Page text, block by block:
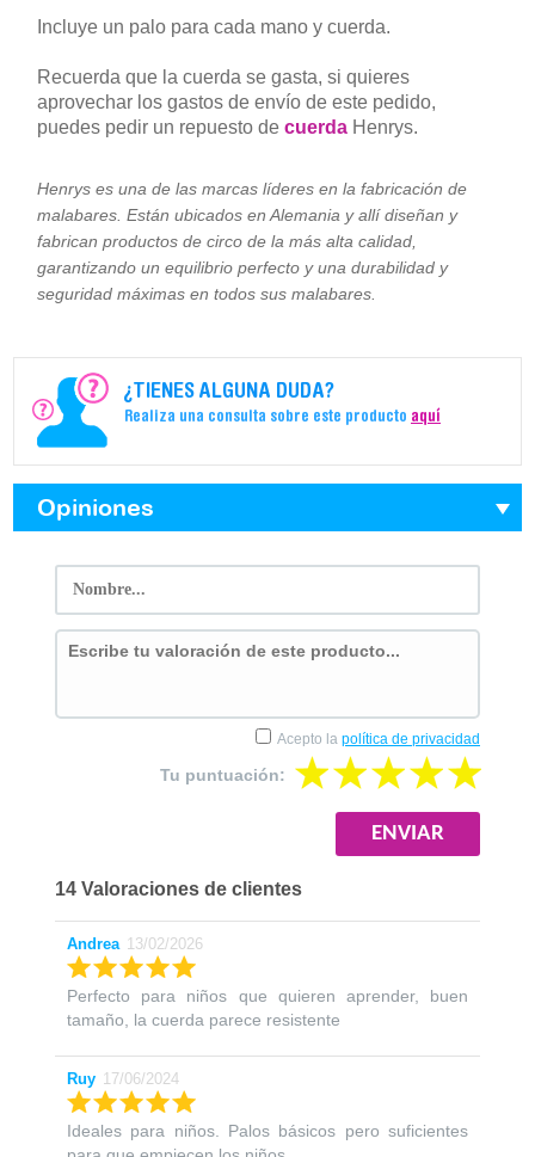
Incluye un palo para cada mano y cuerda.
Recuerda que la cuerda se gasta, si quieres
aprovechar los gastos de envío de este pedido,
puedes pedir un repuesto de cuerda Henrys.
Henrys es una de las marcas líderes en la fabricación de
malabares. Están ubicados en Alemania y allí diseñan y
fabrican productos de circo de la más alta calidad,
garantizando un equilibrio perfecto y una durabilidad y
seguridad máximas en todos sus malabares.
¿TIENES ALGUNA DUDA?
Realiza una consulta sobre este producto aquí
Opiniones
14 Valoraciones de clientes
Tu puntuación:
Acepto la política de privacidad
Andrea 13/02/2026
Perfecto para niños que quieren aprender, buen
tamaño, la cuerda parece resistente
Ruy 17/06/2024
Ideales para niños. Palos básicos pero suficientes